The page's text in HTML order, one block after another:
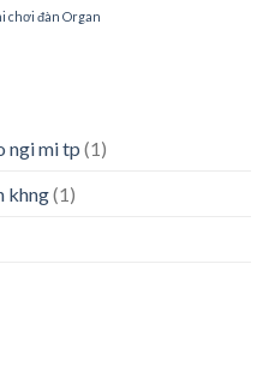
chơi đàn Organ
ngi mi tp (1)
khng(1)